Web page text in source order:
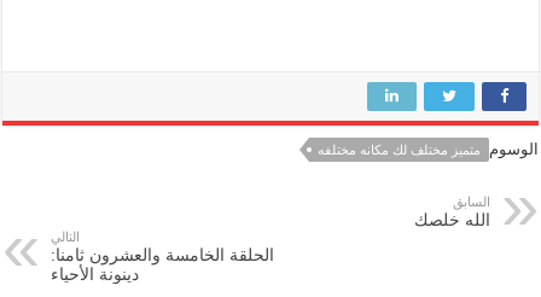
الوسوم متميز مختلف لك مكانه مختلفه
السابق
الله خلصك
التالي
الحلقة الخامسة والعشرون ثامنا:
دينونة الأحياء